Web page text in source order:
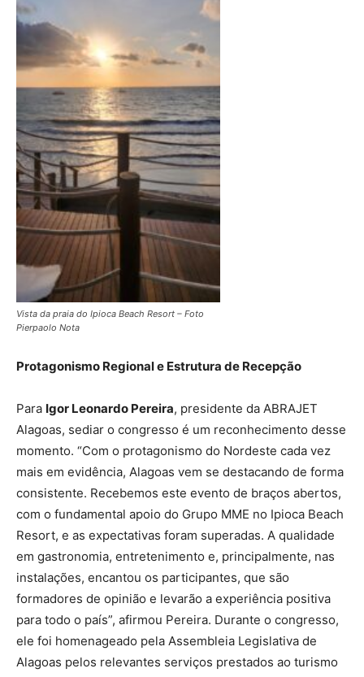
Vista da praia do Ipioca Beach Resort – Foto
Pierpaolo Nota
Protagonismo Regional e Estrutura de Recepção
Para Igor Leonardo Pereira, presidente da ABRAJET
Alagoas, sediar o congresso é um reconhecimento desse
momento. “Com o protagonismo do Nordeste cada vez
mais em evidência, Alagoas vem se destacando de forma
consistente. Recebemos este evento de braços abertos,
com o fundamental apoio do Grupo MME no Ipioca Beach
Resort, e as expectativas foram superadas. A qualidade
em gastronomia, entretenimento e, principalmente, nas
instalações, encantou os participantes, que são
formadores de opinião e levarão a experiência positiva
para todo o país”, afirmou Pereira. Durante o congresso,
ele foi homenageado pela Assembleia Legislativa de
Alagoas pelos relevantes serviços prestados ao turismo